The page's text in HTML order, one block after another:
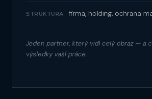
STRUKTURA firma, holding, ochrana
Jeden partner, který vidí celý obraz — a
výsledky vaší práce.